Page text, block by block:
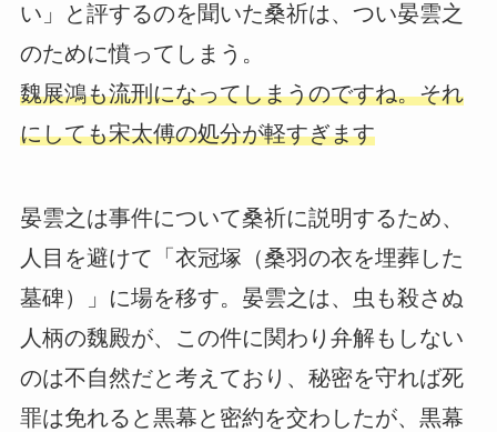
い」と評するのを聞いた桑祈は、つい晏雲之
のために憤ってしまう。
魏展鴻も流刑になってしまうのですね。それ
にしても宋太傅の処分が軽すぎます
晏雲之は事件について桑祈に説明するため、
人目を避けて「衣冠塚（桑羽の衣を埋葬した
墓碑）」に場を移す。晏雲之は、虫も殺さぬ
人柄の魏殿が、この件に関わり弁解もしない
のは不自然だと考えており、秘密を守れば死
罪は免れると黒幕と密約を交わしたが、黒幕